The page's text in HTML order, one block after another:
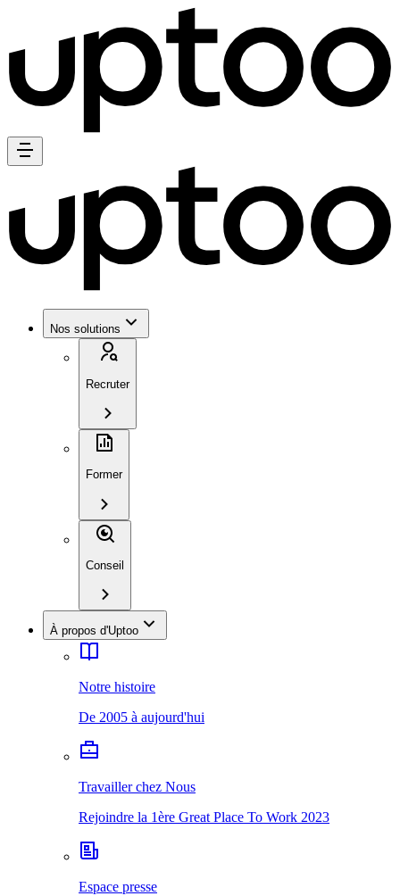
Nos solutions
Recruter
Former
Conseil
À propos d'Uptoo
Notre histoire
De 2005 à aujourd'hui
Travailler chez Nous
Rejoindre la 1ère Great Place To Work 2023
Espace presse